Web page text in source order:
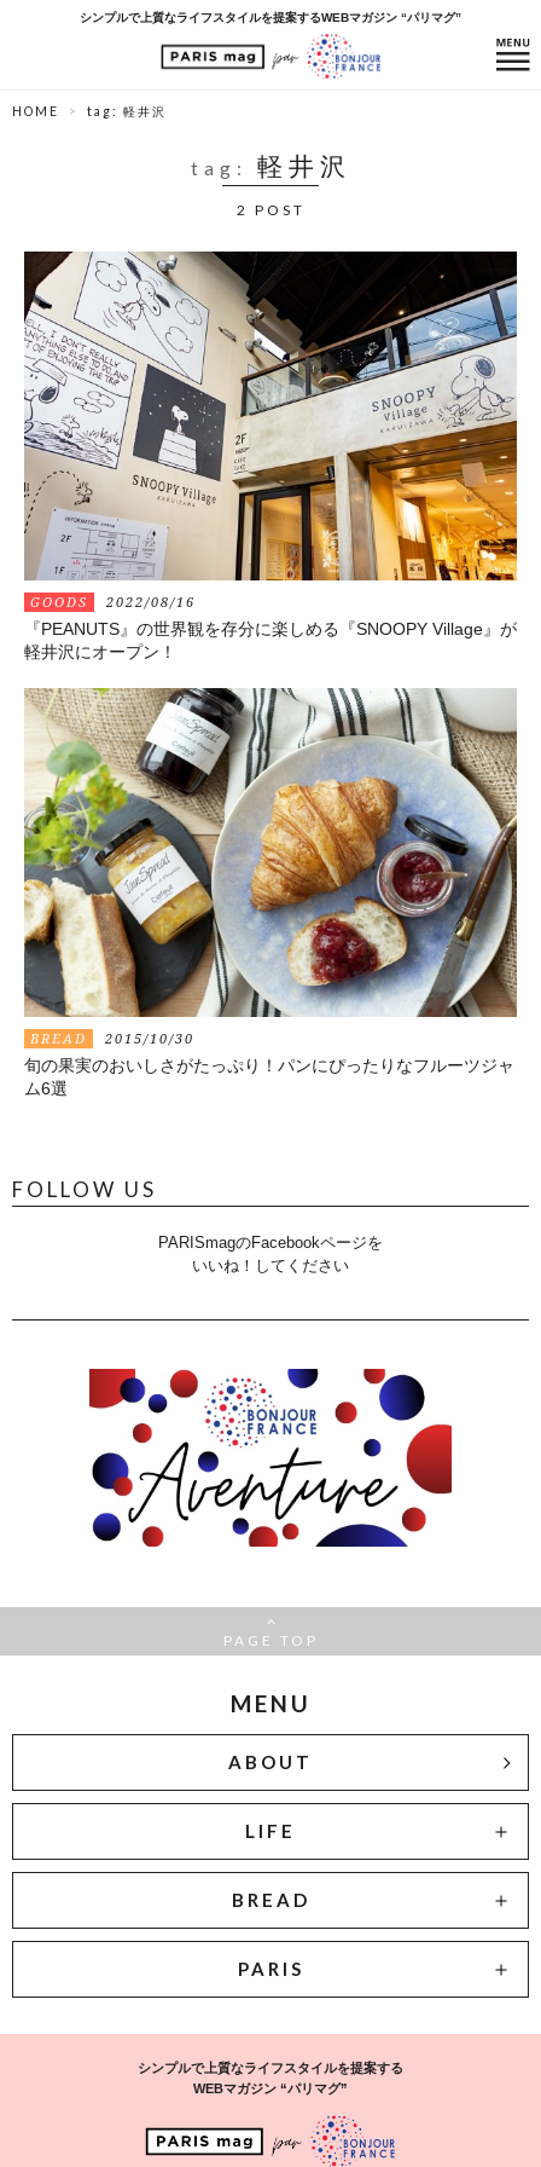
シンプルで上質なライフスタイルを提案するWEBマガジン “パリマグ”
HOME tag: 軽井沢
tag: 軽井沢
2 POST
GOODS 2022/08/16
『PEANUTS』の世界観を存分に楽しめる『SNOOPY Village』が
軽井沢にオープン！
BREAD 2015/10/30
旬の果実のおいしさがたっぷり！パンにぴったりなフルーツジャ
ム6選
FOLLOW US
PARISmagのFacebookページを
いいね！してください
PAGE TOP
MENU
ABOUT
LIFE
BREAD
PARIS
シンプルで上質なライフスタイルを提案する
WEBマガジン “パリマグ”